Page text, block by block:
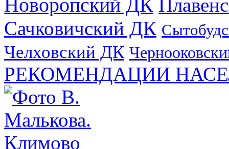
Новоропский ДК
Сачковичский ДК
Челховский ДК
РЕКОМЕНДАЦИИ